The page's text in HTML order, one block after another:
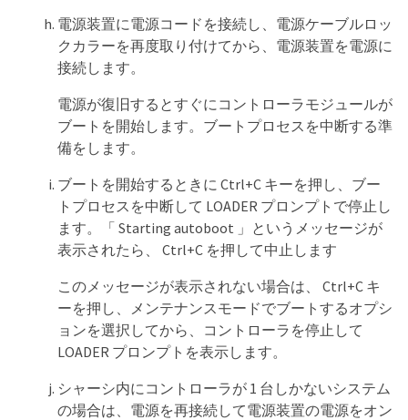
電源装置に電源コードを接続し、電源ケーブルロッ
クカラーを再度取り付けてから、電源装置を電源に
接続します。
電源が復旧するとすぐにコントローラモジュールが
ブートを開始します。ブートプロセスを中断する準
備をします。
ブートを開始するときに Ctrl+C キーを押し、ブー
トプロセスを中断して LOADER プロンプトで停止し
ます。「 Starting autoboot 」というメッセージが
表示されたら、 Ctrl+C を押して中止します
このメッセージが表示されない場合は、 Ctrl+C キ
ーを押し、メンテナンスモードでブートするオプシ
ョンを選択してから、コントローラを停止して
LOADER プロンプトを表示します。
シャーシ内にコントローラが 1 台しかないシステム
の場合は、電源を再接続して電源装置の電源をオン